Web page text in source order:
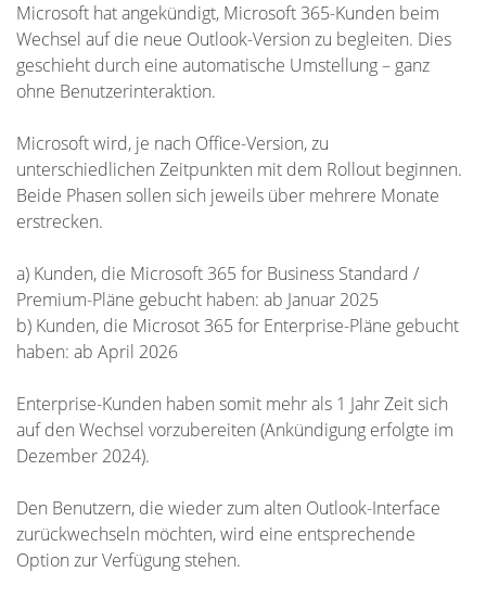
Microsoft hat angekündigt, Microsoft 365-Kunden beim
Wechsel auf die neue Outlook-Version zu begleiten. Dies
geschieht durch eine automatische Umstellung – ganz
ohne Benutzerinteraktion.
Microsoft wird, je nach Office-Version, zu
unterschiedlichen Zeitpunkten mit dem Rollout beginnen.
Beide Phasen sollen sich jeweils über mehrere Monate
erstrecken.
a) Kunden, die Microsoft 365 for Business Standard /
Premium-Pläne gebucht haben: ab Januar 2025
b) Kunden, die Microsot 365 for Enterprise-Pläne gebucht
haben: ab April 2026
Enterprise-Kunden haben somit mehr als 1 Jahr Zeit sich
auf den Wechsel vorzubereiten (Ankündigung erfolgte im
Dezember 2024).
Den Benutzern, die wieder zum alten Outlook-Interface
zurückwechseln möchten, wird eine entsprechende
Option zur Verfügung stehen.